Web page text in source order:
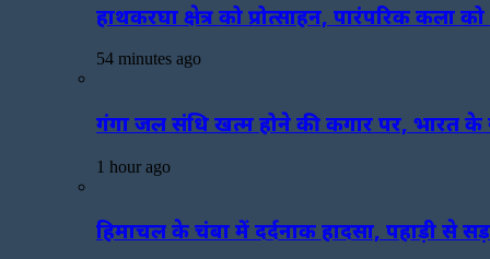
हाथकरघा क्षेत्र को प्रोत्साहन, पारंपरिक
54 minutes ago
गंगा जल संधि खत्म होने की कगार पर, भारत
1 hour ago
हिमाचल के चंबा में दर्दनाक हादसा, पहाड़ी से